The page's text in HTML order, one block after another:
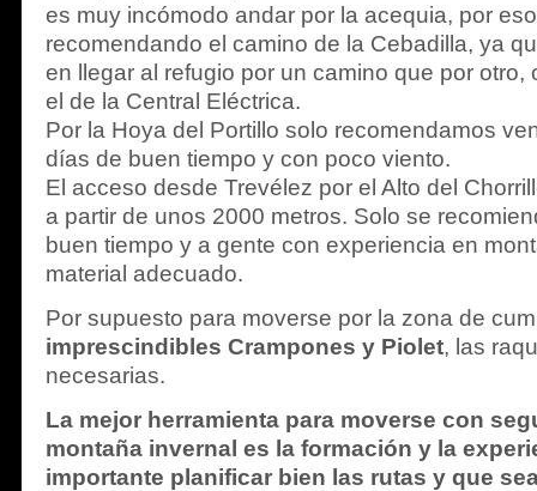
es muy incómodo andar por la acequia, por
recomendando el camino de la Cebadilla, ya
en llegar al refugio por un camino que por otro,
el de la Central Eléctrica.
Por la Hoya del Portillo solo recomendamos
días de buen tiempo y con poco viento.
El acceso desde Trevélez por el Alto del
a partir de unos 2000 metros. Solo se
buen tiempo y a gente con experiencia en
material adecuado.
Por supuesto para moverse por la zona de
imprescindibles Crampones y Piolet, las
necesarias.
La mejor herramienta para moverse con
montaña invernal es la formación y la
importante planificar bien las rutas y que